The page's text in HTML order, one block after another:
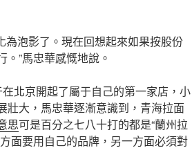
為泡影了。現在回想起來如果按股份
”馬忠華感慨地說。
北京開起了屬于自己的第一家店，小
壯大，馬忠華逐漸意識到，青海拉面
思可是百分之七八十打的都是“蘭州拉
面要用自己的品牌，另一方面必須對